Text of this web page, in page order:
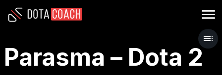
Parasma – Dota 2